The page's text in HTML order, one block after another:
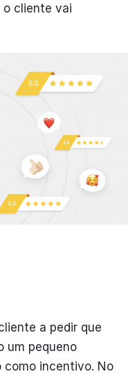
o cliente vai
a pedir que
um pequeno
incentivo. No